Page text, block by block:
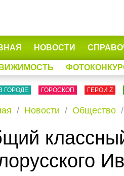
НОВОСТИ
ГОРОДЕ ГОРОСКОП ГЕРОИ Z
Новости Общество